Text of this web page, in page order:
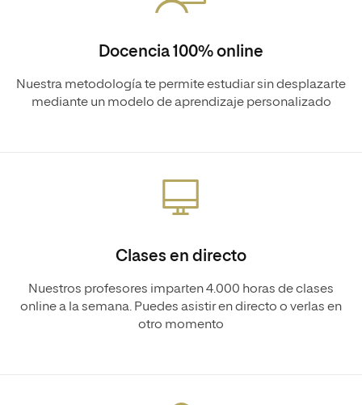
Docencia 100% online
Nuestra metodología te permite estudiar sin desplazarte
mediante un modelo de aprendizaje personalizado
Clases en directo
Nuestros profesores imparten 4.000 horas de clases
online a la semana. Puedes asistir en directo o verlas en
otro momento